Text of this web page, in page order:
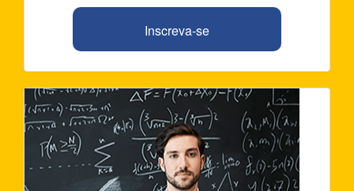
Inscreva-se